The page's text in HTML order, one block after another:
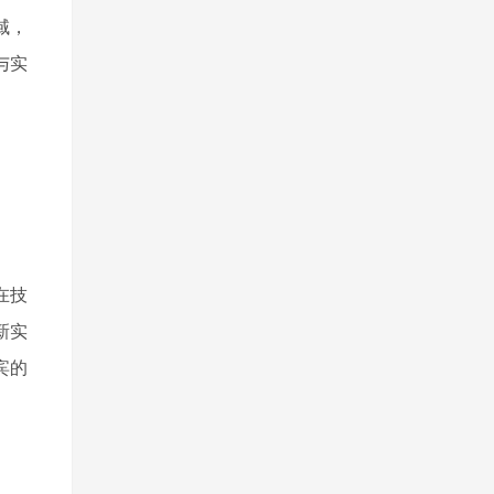
实
技
实
的